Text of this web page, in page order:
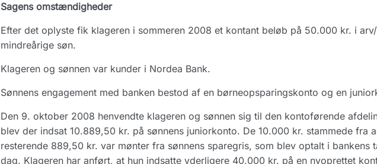
Sagens omstændigheder
Efter det oplyste fik klageren i sommeren 2008 et kontant beløb på 50.000 kr. i
mindreårige søn.
Klageren og sønnen var kunder i Nordea Bank.
Sønnens engagement med banken bestod af en børneopsparingskonto og en
Den 9. oktober 2008 henvendte klageren og sønnen sig til den kontoførende
blev der indsat 10.889,50 kr. på sønnens juniorkonto. De 10.000 kr. stammede fra
resterende 889,50 kr. var mønter fra sønnens sparegris, som blev optalt i bankens
dag. Klageren har anført, at hun indsatte yderligere 40.000 kr. på en nyoprettet